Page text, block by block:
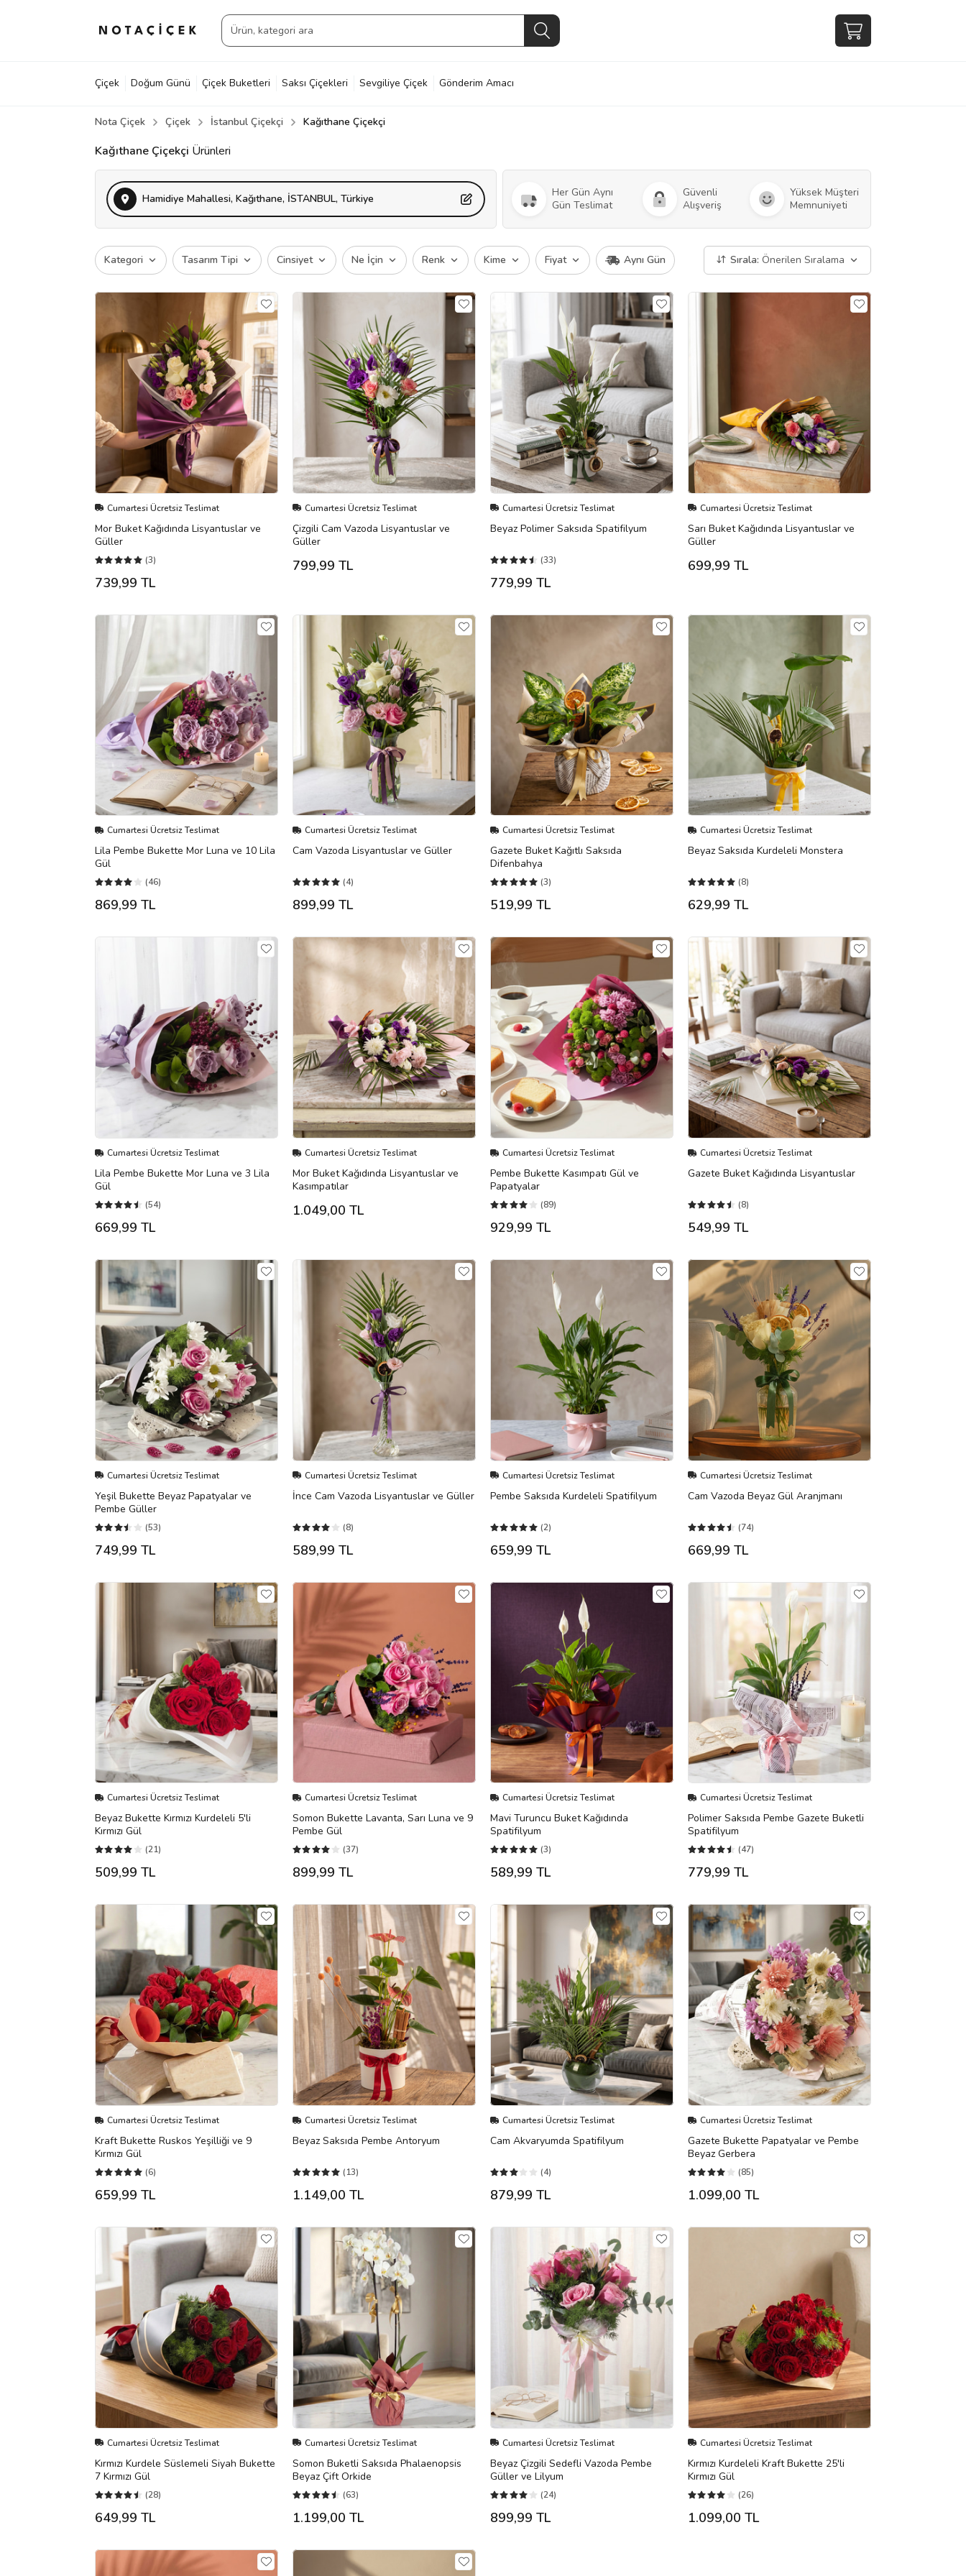
Çiçek Doğum Günü Çiçek Buketleri Saksı Çiçekleri Sevgiliye Çiçek Gönderim Amacı
Nota Çiçek Çiçek İstanbul Çiçekçi Kağıthane Çiçekçi
Kağıthane Çiçekçi Ürünleri
Hamidiye Mahallesi, Kağıthane, İSTANBUL, Türkiye
Her Gün Aynı
Gün Teslimat
Güvenli
Alışveriş
Yüksek Müşteri
Memnuniyeti
Kategori Tasarım Tipi Cinsiyet Ne İçin Renk Kime Fiyat Aynı Gün Sırala: Önerilen Sıralama
Cumartesi Ücretsiz Teslimat
Mor Buket Kağıdında Lisyantuslar ve
Güller
(3)
739,99 TL
Cumartesi Ücretsiz Teslimat
Çizgili Cam Vazoda Lisyantuslar ve
Güller
799,99 TL
Cumartesi Ücretsiz Teslimat
Beyaz Polimer Saksıda Spatifilyum
(33)
779,99 TL
Cumartesi Ücretsiz Teslimat
Sarı Buket Kağıdında Lisyantuslar ve
Güller
699,99 TL
Cumartesi Ücretsiz Teslimat
Lila Pembe Bukette Mor Luna ve 10 Lila
Gül
(46)
869,99 TL
Cumartesi Ücretsiz Teslimat
Cam Vazoda Lisyantuslar ve Güller
(4)
899,99 TL
Cumartesi Ücretsiz Teslimat
Gazete Buket Kağıtlı Saksıda
Difenbahya
(3)
519,99 TL
Cumartesi Ücretsiz Teslimat
Beyaz Saksıda Kurdeleli Monstera
(8)
629,99 TL
Cumartesi Ücretsiz Teslimat
Lila Pembe Bukette Mor Luna ve 3 Lila
Gül
(54)
669,99 TL
Cumartesi Ücretsiz Teslimat
Mor Buket Kağıdında Lisyantuslar ve
Kasımpatılar
1.049,00 TL
Cumartesi Ücretsiz Teslimat
Pembe Bukette Kasımpatı Gül ve
Papatyalar
(89)
929,99 TL
Cumartesi Ücretsiz Teslimat
Gazete Buket Kağıdında Lisyantuslar
(8)
549,99 TL
Cumartesi Ücretsiz Teslimat
Yeşil Bukette Beyaz Papatyalar ve
Pembe Güller
(53)
749,99 TL
Cumartesi Ücretsiz Teslimat
İnce Cam Vazoda Lisyantuslar ve Güller
(8)
589,99 TL
Cumartesi Ücretsiz Teslimat
Pembe Saksıda Kurdeleli Spatifilyum
(2)
659,99 TL
Cumartesi Ücretsiz Teslimat
Cam Vazoda Beyaz Gül Aranjmanı
(74)
669,99 TL
Cumartesi Ücretsiz Teslimat
Beyaz Bukette Kırmızı Kurdeleli 5'li
Kırmızı Gül
(21)
509,99 TL
Cumartesi Ücretsiz Teslimat
Somon Bukette Lavanta, Sarı Luna ve 9
Pembe Gül
(37)
899,99 TL
Cumartesi Ücretsiz Teslimat
Mavi Turuncu Buket Kağıdında
Spatifilyum
(3)
589,99 TL
Cumartesi Ücretsiz Teslimat
Polimer Saksıda Pembe Gazete Buketli
Spatifilyum
(47)
779,99 TL
Cumartesi Ücretsiz Teslimat
Kraft Bukette Ruskos Yeşilliği ve 9
Kırmızı Gül
(6)
659,99 TL
Cumartesi Ücretsiz Teslimat
Beyaz Saksıda Pembe Antoryum
(13)
1.149,00 TL
Cumartesi Ücretsiz Teslimat
Cam Akvaryumda Spatifilyum
(4)
879,99 TL
Cumartesi Ücretsiz Teslimat
Gazete Bukette Papatyalar ve Pembe
Beyaz Gerbera
(85)
1.099,00 TL
Cumartesi Ücretsiz Teslimat
Kırmızı Kurdele Süslemeli Siyah Bukette
7 Kırmızı Gül
(28)
649,99 TL
Cumartesi Ücretsiz Teslimat
Somon Buketli Saksıda Phalaenopsis
Beyaz Çift Orkide
(63)
1.199,00 TL
Cumartesi Ücretsiz Teslimat
Beyaz Çizgili Sedefli Vazoda Pembe
Güller ve Lilyum
(24)
899,99 TL
Cumartesi Ücretsiz Teslimat
Kırmızı Kurdeleli Kraft Bukette 25'li
Kırmızı Gül
(26)
1.099,00 TL